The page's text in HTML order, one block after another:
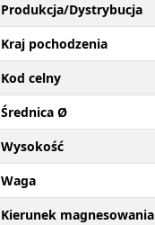
Produkcja/Dystrybucja
Kraj pochodzenia
Kod celny
Średnica Ø
Wysokość
Waga
Kierunek magnesowania